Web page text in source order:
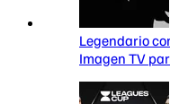
Legendario
Imagen TV